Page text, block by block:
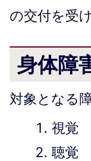
の交付を受
身体障
対象となる
視覚
聴覚